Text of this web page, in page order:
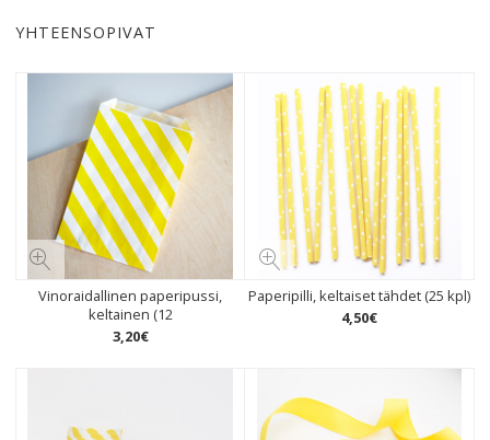
YHTEENSOPIVAT
Vinoraidallinen paperipussi,
keltainen (12
3,20€
Paperipilli, keltaiset tähdet (25 kpl)
4,50€